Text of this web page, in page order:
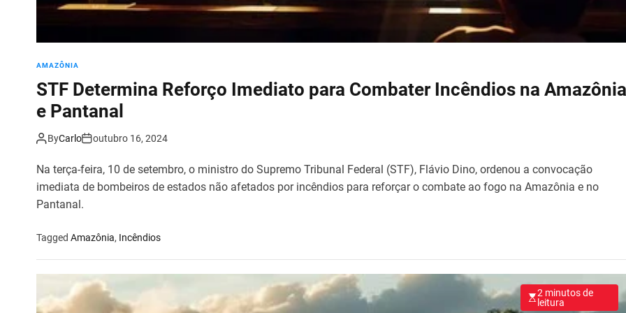
AMAZÔNIA
STF Determina Reforço Imediato para Combater Incêndios na Amazônia
e Pantanal
ByCarlo outubro 16, 2024
Na terça-feira, 10 de setembro, o ministro do Supremo Tribunal Federal (STF), Flávio Dino, ordenou a convocação
imediata de bombeiros de estados não afetados por incêndios para reforçar o combate ao fogo na Amazônia e no
Pantanal.
Tagged Amazônia, Incêndios
2 minutos de
leitura